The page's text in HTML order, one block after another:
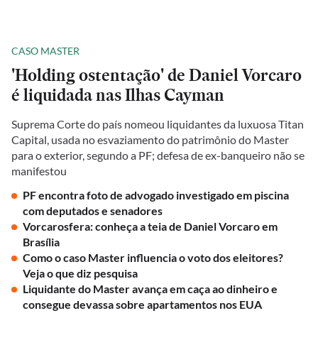
CASO MASTER
'Holding ostentação' de Daniel Vorcaro
é liquidada nas Ilhas Cayman
Suprema Corte do país nomeou liquidantes da luxuosa Titan
Capital, usada no esvaziamento do patrimônio do Master
para o exterior, segundo a PF; defesa de ex-banqueiro não se
manifestou
PF encontra foto de advogado investigado em piscina
com deputados e senadores
Vorcarosfera: conheça a teia de Daniel Vorcaro em
Brasília
Como o caso Master influencia o voto dos eleitores?
Veja o que diz pesquisa
Liquidante do Master avança em caça ao dinheiro e
consegue devassa sobre apartamentos nos EUA